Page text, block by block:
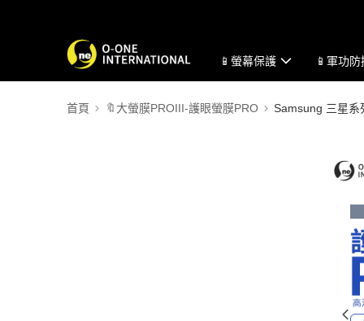
📱螢幕保護 📱軍功
首頁 🔖大螢膜PROIII-護眼螢膜PRO Samsung 三星系